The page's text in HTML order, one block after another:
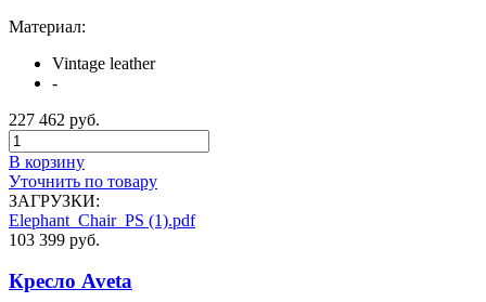
Материал:
Vintage leather
-
227 462 руб.
В корзину
Уточнить по товару
ЗАГРУЗКИ:
Elephant_Chair_PS (1).pdf
103 399 руб.
Кресло Aveta